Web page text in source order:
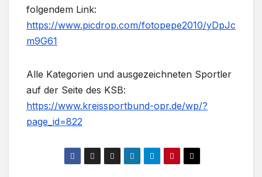
folgendem Link:
https://www.picdrop.com/fotopepe2010/yDpJc
m9G61
Alle Kategorien und ausgezeichneten Sportler
auf der Seite des KSB:
https://www.kreissportbund-opr.de/wp/?
page_id=822